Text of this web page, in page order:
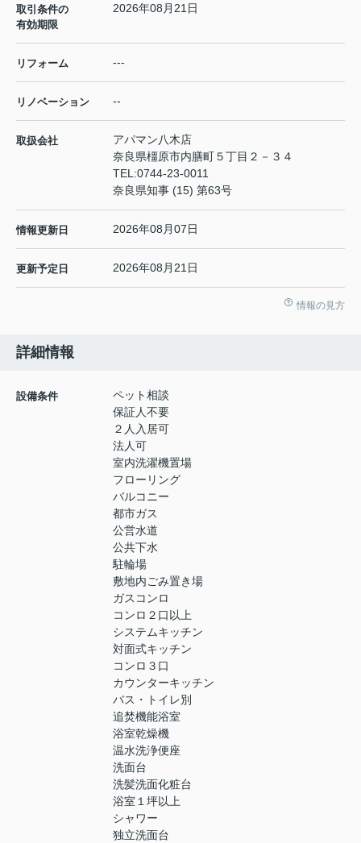
取引条件の
有効期限
2026年08月21日
リフォーム ---
リノベーション --
取扱会社
アパマン八木店
奈良県橿原市内膳町５丁目２－３４
TEL:0744-23-0011
奈良県知事 (15) 第63号
情報更新日 2026年08月07日
更新予定日 2026年08月21日
情報の見方
詳細情報
設備条件
ペット相談
保証人不要
２人入居可
法人可
室内洗濯機置場
フローリング
バルコニー
都市ガス
公営水道
公共下水
駐輪場
敷地内ごみ置き場
ガスコンロ
コンロ２口以上
システムキッチン
対面式キッチン
コンロ３口
カウンターキッチン
バス・トイレ別
追焚機能浴室
浴室乾燥機
温水洗浄便座
洗面台
洗髪洗面化粧台
浴室１坪以上
シャワー
独立洗面台